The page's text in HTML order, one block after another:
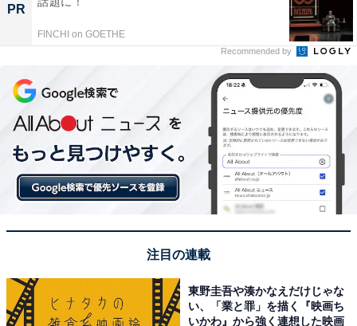
PR
FINCHI on GOETHE
Recommended by
注目の連載
東野圭吾や湊かなえだけじゃな
い、「業と罪」を描く『映画ち
いかわ』から強く連想した映画